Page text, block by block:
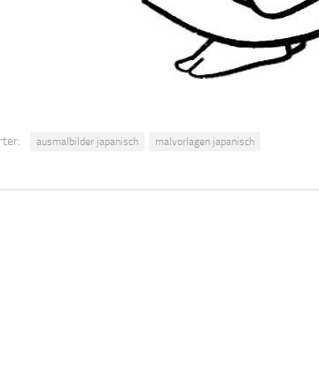
ausmalbilder japanisch malvorlagen japanisch